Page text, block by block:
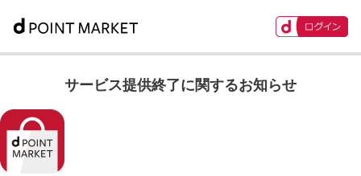
サービス提供終了に関するお知らせ